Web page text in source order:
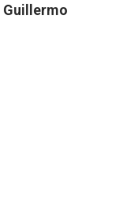
Guillermo